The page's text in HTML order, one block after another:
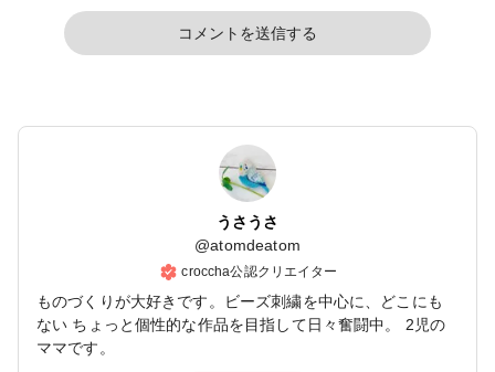
コメントを送信する
うさうさ
@atomdeatom
croccha公認クリエイター
ものづくりが大好きです。ビーズ刺繍を中心に、どこにも
ない ちょっと個性的な作品を目指して日々奮闘中。 2児の
ママです。